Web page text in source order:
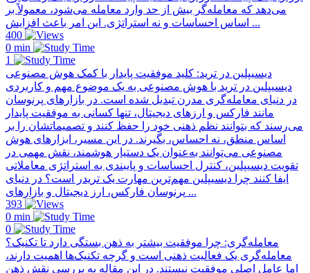
می‌دهد که معامله‌گر بیش از حد وارد معامله می‌شود، معمولاً بر
اساس احساسات و نه استراتژی. این امر باعث افزایش ...
400
0 min
1
دیسیپلین در ترید: کلید موفقیت پایدار با کمک هوش مصنوعی
دیسیپلین در ترید با هوش مصنوعی به یک موضوع مهم و کاربردی
در دنیای معامله‌گری مدرن تبدیل شده است. در بازارهای پرنوسان
مانند فارکس و ارزهای دیجیتال، تنها کسانی به موفقیت پایدار
می‌رسند که بتوانند نظم ذهنی خود را حفظ کنند و تصمیماتشان را بر
اساس منطق، نه احساس، بگیرند. در این مسیر، ابزارهای هوش
مصنوعی می‌توانند به‌عنوان یک دستیار هوشمند، نقش مهمی در
تقویت دیسیپلین، کنترل احساسات و پایبندی به استراتژی معاملاتی
ایفا کنند چرا دیسیپلین مهم‌ترین مهارت یک تریدر است؟ در دنیای
پرنوسان فارکس، ارز دیجیتال و بازارهای ...
393
0 min
0
معامله‌گری: چرا موفقیت بیشتر به ذهن بستگی دارد تا تکنیک؟
معامله‌گری یک فعالیت ذهنی است و گرچه تکنیک‌ها اهمیت دارند،
اما عامل اصلی موفقیت نیستند. در این مقاله به بررسی نقش ذهن